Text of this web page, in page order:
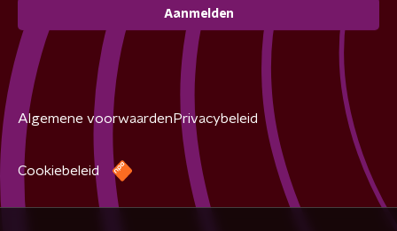
Aanmelden
Algemene voorwaarden Privacybeleid
Cookiebeleid